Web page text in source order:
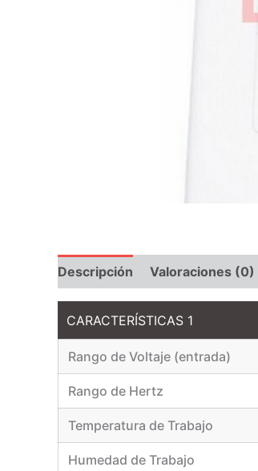
Descripción Valoraciones (0)
CARACTERÍSTICAS 1
Rango de Voltaje (entrada)
Rango de Hertz
Temperatura de Trabajo
Humedad de Trabajo